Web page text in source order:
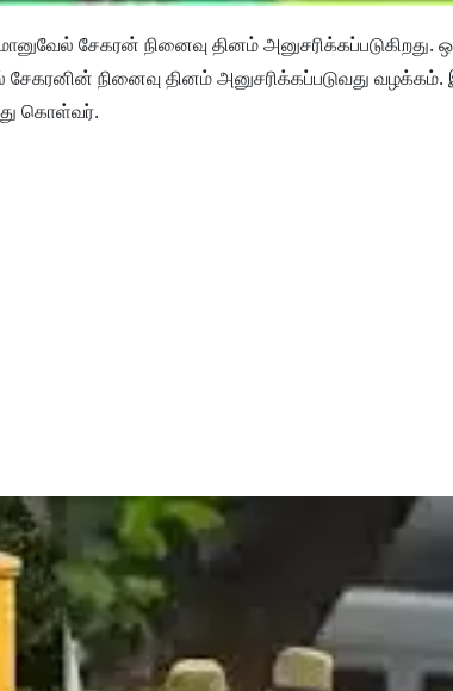
இமானுவேல் சேகரன் நினைவு தினம்
சேகரனின் நினைவு தினம் அனுசரிக்கப்படுவது வழக்கம்.
கொள்வர்.